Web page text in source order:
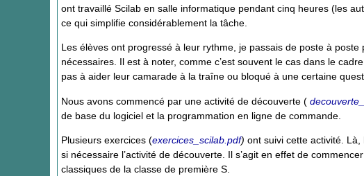
ont travaillé Scilab en salle informatique pendant cinq heures (les
ce qui simplifie considérablement la tâche.
Les élèves ont progressé à leur rythme, je passais de poste à
nécessaires. Il est à noter, comme c’est souvent le cas dans le
pas à aider leur camarade à la traîne ou bloqué à une certaine
Nous avons commencé par une activité de découverte (
de base du logiciel et la programmation en ligne de commande.
Plusieurs exercices (exercices_scilab.pdf) ont suivi cette activité.
si nécessaire l’activité de découverte. Il s’agit en effet de
classiques de la classe de première S.